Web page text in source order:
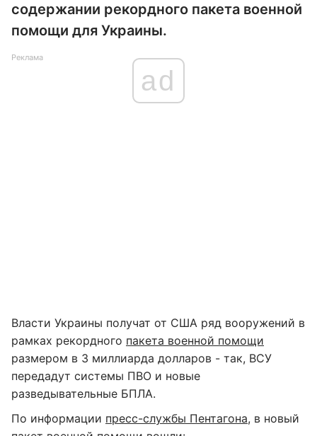
содержании рекордного пакета военной
помощи для Украины.
Реклама
ad
Власти Украины получат от США ряд вооружений в
рамках рекордного пакета военной помощи
размером в 3 миллиарда долларов - так, ВСУ
передадут системы ПВО и новые
разведывательные БПЛА.
По информации пресс-службы Пентагона, в новый